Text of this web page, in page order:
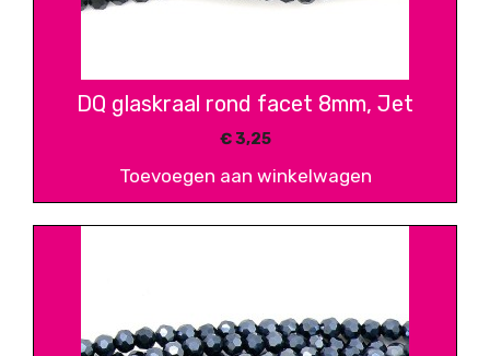
DQ glaskraal rond facet 8mm, Jet
€3,25
Toevoegen aan winkelwagen